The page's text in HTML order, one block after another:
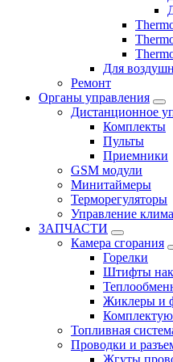
Для
Ремонт
Органы управления
Дистанционное
Комплекты
Пульты
Приемники
GSM модули
Минитаймеры
Терморегуляторы
Управление
ЗАПЧАСТИ
Камера сгорания
Горелки
Штифты
Жиклеры и
Топливная
Проводки и
Жгуты